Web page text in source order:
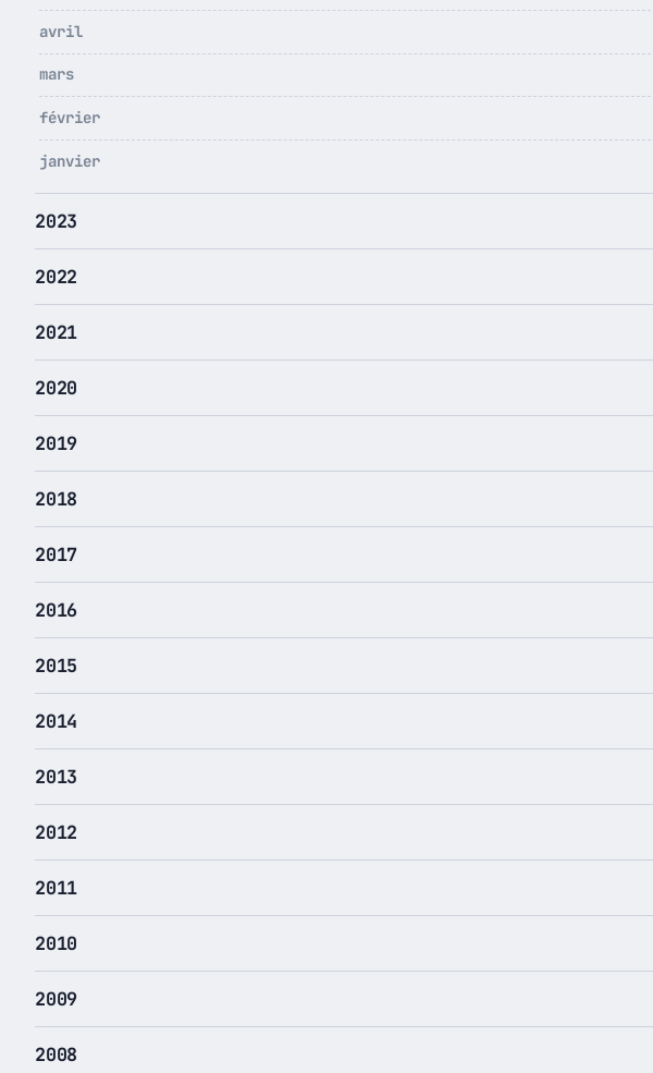
avril
mars
février
janvier
2023
2022
2021
2020
2019
2018
2017
2016
2015
2014
2013
2012
2011
2010
2009
2008